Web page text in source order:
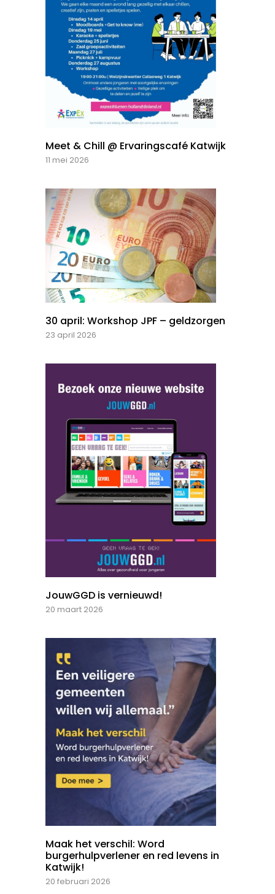
Meet & Chill @ Ervaringscafé Katwijk
11 mei 2026
30 april: Workshop JPF – geldzorgen
23 april 2026
JouwGGD is vernieuwd!
20 maart 2026
Maak het verschil: Word
burgerhulpverlener en red levens in
Katwijk!
20 februari 2026